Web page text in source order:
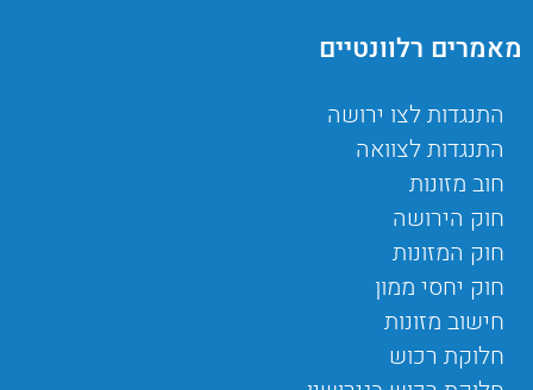
מאמרים רלוונטיים
התנגדות לצו ירושה
התנגדות לצוואה
חוב מזונות
חוק הירושה
חוק המזונות
חוק יחסי ממון
חישוב מזונות
חלוקת רכוש